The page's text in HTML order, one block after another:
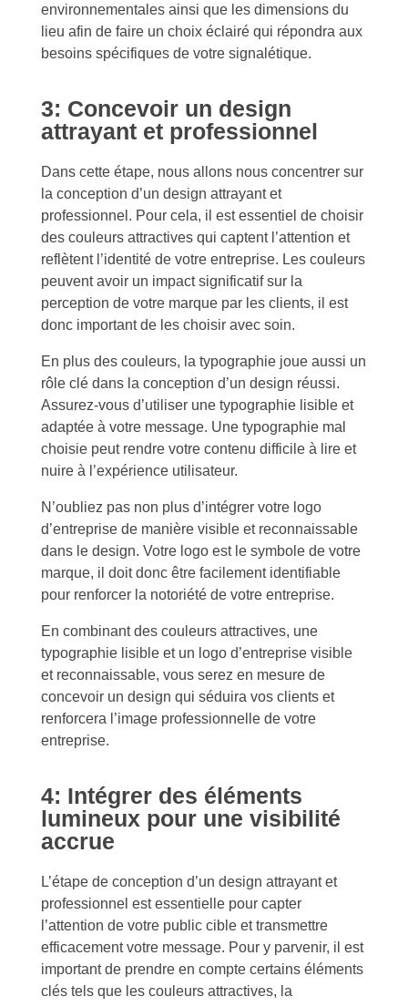
environnementales ainsi que les dimensions du
lieu afin de faire un choix éclairé qui répondra aux
besoins spécifiques de votre signalétique.
3: Concevoir un design
attrayant et professionnel
Dans cette étape, nous allons nous concentrer sur
la conception d’un design attrayant et
professionnel. Pour cela, il est essentiel de choisir
des couleurs attractives qui captent l’attention et
reflètent l’identité de votre entreprise. Les couleurs
peuvent avoir un impact significatif sur la
perception de votre marque par les clients, il est
donc important de les choisir avec soin.
En plus des couleurs, la typographie joue aussi un
rôle clé dans la conception d’un design réussi.
Assurez-vous d’utiliser une typographie lisible et
adaptée à votre message. Une typographie mal
choisie peut rendre votre contenu difficile à lire et
nuire à l’expérience utilisateur.
N’oubliez pas non plus d’intégrer votre logo
d’entreprise de manière visible et reconnaissable
dans le design. Votre logo est le symbole de votre
marque, il doit donc être facilement identifiable
pour renforcer la notoriété de votre entreprise.
En combinant des couleurs attractives, une
typographie lisible et un logo d’entreprise visible
et reconnaissable, vous serez en mesure de
concevoir un design qui séduira vos clients et
renforcera l’image professionnelle de votre
entreprise.
4: Intégrer des éléments
lumineux pour une visibilité
accrue
L’étape de conception d’un design attrayant et
professionnel est essentielle pour capter
l’attention de votre public cible et transmettre
efficacement votre message. Pour y parvenir, il est
important de prendre en compte certains éléments
clés tels que les couleurs attractives, la